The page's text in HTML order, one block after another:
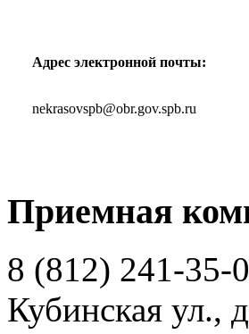
Адрес электронной почты:
nekrasovspb@obr.gov.spb.ru
Приемная
8 (812) 241-35-
Кубинская ул.,